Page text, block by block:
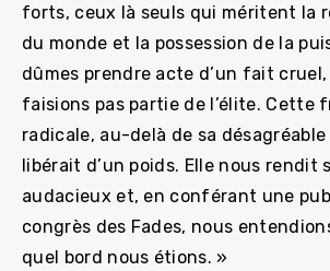
forts, ceux là seuls qui méritent la
du monde et la possession de la
dûmes prendre acte d’un fait
faisions pas partie de l’élite. Cette
radicale, au-delà de sa
libérait d’un poids. Elle nous rendit
audacieux et, en conférant une
congrès des Fades, nous
quel bord nous étions. »